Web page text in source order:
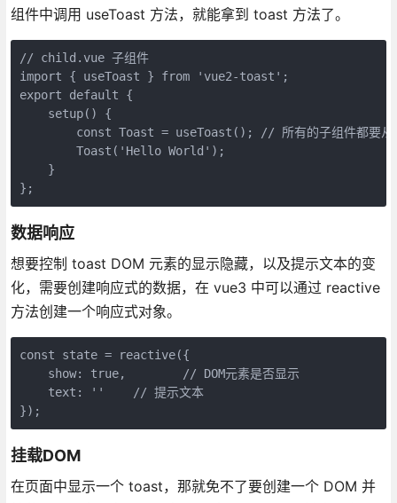
组件中调用 useToast 方法，就能拿到 toast 方法了。
// child.vue 子组件
import { useToast } from 'vue2-toast';
export default {
    setup() {
const Toast = useToast(); // 所有的子组件都要
        Toast('Hello World');
    }
};
数据响应
想要控制 toast DOM 元素的显示隐藏，以及提示文本的变
化，需要创建响应式的数据，在 vue3 中可以通过 reactive
方法创建一个响应式对象。
const state = reactive({
    show: true,        // DOM元素是否显示
    text: ''    // 提示文本
});
挂载DOM
在页面中显示一个 toast，那就免不了要创建一个 DOM 并